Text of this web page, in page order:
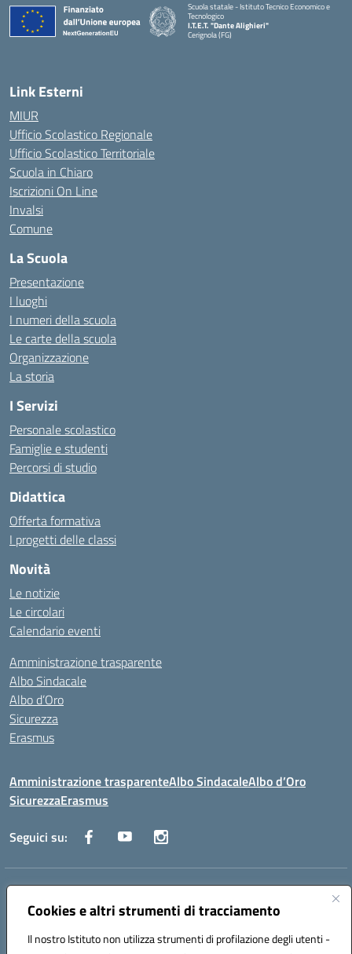
Cookies e altri strumenti di tracciamento
Il nostro Istituto non utilizza strumenti di profilazione degli utenti -
Scuola statale - Istituto Tecnico Economico e
Tecnologico
I.T.E.T. "Dante Alighieri"
Cerignola (FG)
— Visita la pagina iniziale della scuola
Link Esterni
MIUR
Ufficio Scolastico Regionale
Ufficio Scolastico Territoriale
Scuola in Chiaro
Iscrizioni On Line
Invalsi
Comune
La Scuola
Presentazione
I luoghi
I numeri della scuola
Le carte della scuola
Organizzazione
La storia
I Servizi
Personale scolastico
Famiglie e studenti
Percorsi di studio
Didattica
Offerta formativa
I progetti delle classi
Novità
Le notizie
Le circolari
Calendario eventi
Amministrazione trasparente
Albo Sindacale
Albo d’Oro
Sicurezza
Erasmus
Amministrazione trasparenteAlbo SindacaleAlbo d’Oro
SicurezzaErasmus
Seguici su:
Indirizzo:
Centralino:0885.426034 Email:FGTD02000P@istruzione.it